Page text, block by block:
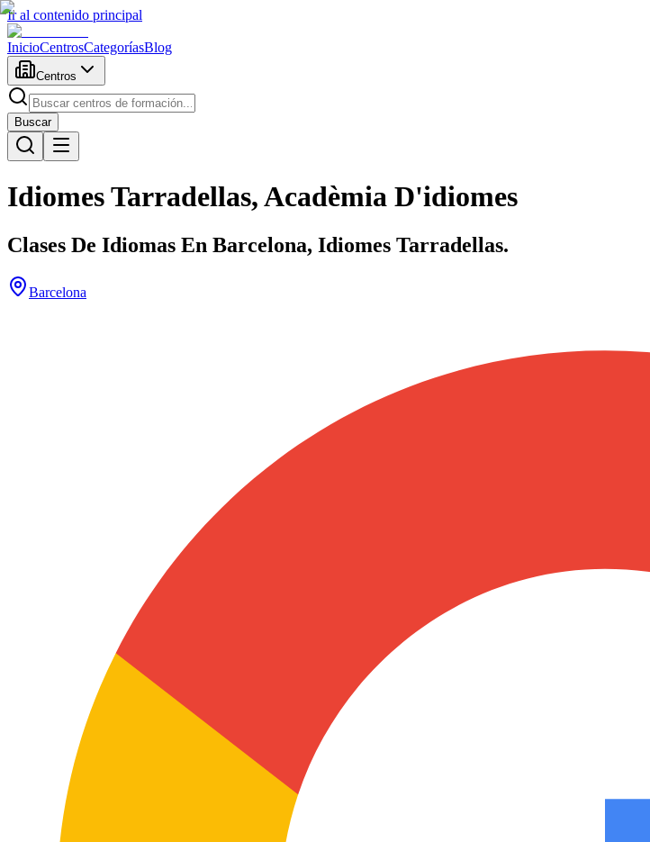
Ir al contenido principal
InicioCentrosCategoríasBlog
Centros
Buscar
Idiomes Tarradellas, Acadèmia D'idiomes
Clases De Idiomas En Barcelona, Idiomes Tarradellas.
Barcelona